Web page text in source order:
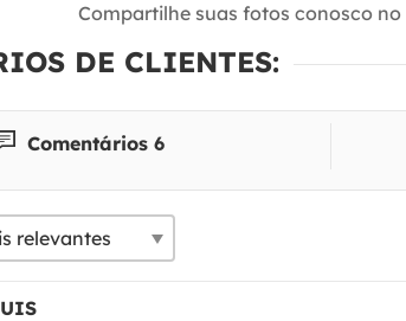
Compartilhe suas fotos conosco no
DE CLIENTES:
Comentários 6